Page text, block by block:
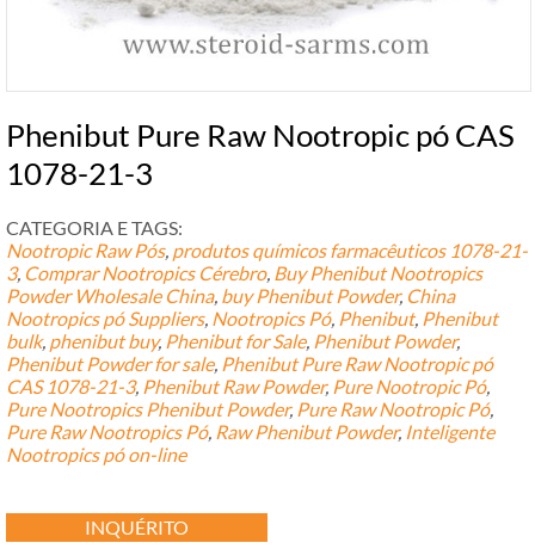
Phenibut Pure Raw Nootropic pó CAS
1078-21-3
CATEGORIA E TAGS:
Nootropic Raw Pós, produtos químicos farmacêuticos 1078-21-
3, Comprar Nootropics Cérebro, Buy Phenibut Nootropics
Powder Wholesale China, buy Phenibut Powder, China
Nootropics pó Suppliers, Nootropics Pó, Phenibut, Phenibut
bulk, phenibut buy, Phenibut for Sale, Phenibut Powder,
Phenibut Powder for sale, Phenibut Pure Raw Nootropic pó
CAS 1078-21-3, Phenibut Raw Powder, Pure Nootropic Pó,
Pure Nootropics Phenibut Powder, Pure Raw Nootropic Pó,
Pure Raw Nootropics Pó, Raw Phenibut Powder, Inteligente
Nootropics pó on-line
INQUÉRITO